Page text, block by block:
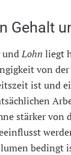
Gehalt
undLohn liegt
von
ist und
stärker
bedingt